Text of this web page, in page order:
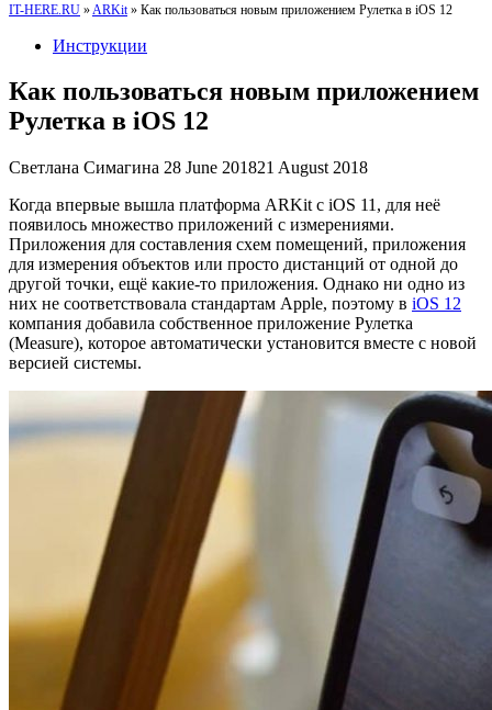
IT-HERE.RU » ARKit » Как пользоваться новым приложением Рулетка в iOS 12
Инструкции
Как пользоваться новым приложением
Рулетка в iOS 12
Светлана Симагина 28 June 201821 August 2018
Когда впервые вышла платформа ARKit с iOS 11, для неё
появилось множество приложений с измерениями.
Приложения для составления схем помещений, приложения
для измерения объектов или просто дистанций от одной до
другой точки, ещё какие-то приложения. Однако ни одно из
них не соответствовала стандартам Apple, поэтому в iOS 12
компания добавила собственное приложение Рулетка
(Measure), которое автоматически установится вместе с новой
версией системы.